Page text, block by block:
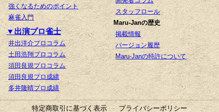
強くなるためのポイント
麻雀入門
▼出演プロ雀士
井出洋介プロコラム
土田浩翔プロコラム
須田良規プロコラム
須田良規プロ成績
多井隆晴プロ成績
スタッフロール
Maru-Janの歴史
掲載情報
バージョン履歴
Maru-Janの特許について
特定商取引に基づく表示 プライバシーポリシー